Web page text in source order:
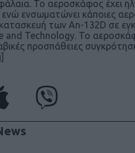
Το αεροσκάφος έχει
ενσωματώνει κάποιες
των An-132D σε
Technology. Το
προσπάθειες